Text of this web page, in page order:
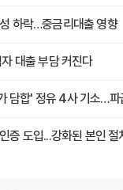
하락…중금리대출 영향
대출 부담 커진다
담합' 정유 4사 기소…
증 도입...강화된 본인